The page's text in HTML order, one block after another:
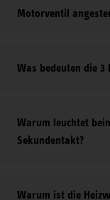
Motorventil
Was bedeuten die
Warum leuchtet
Sekundentakt?
Warum ist die